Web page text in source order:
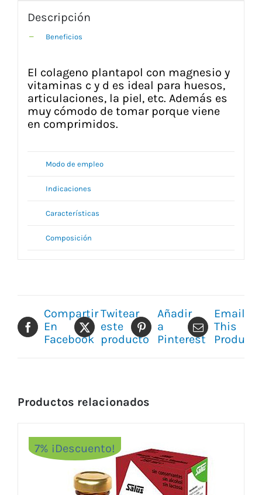
Descripción
Beneficios
El colageno plantapol con magnesio y
vitaminas c y d es ideal para huesos,
articulaciones, la piel, etc. Además es
muy cómodo de tomar porque viene
en comprimidos.
Modo de empleo
Indicaciones
Características
Composición
Compartir
En
Facebook
Twitear
este
producto
Añadir
a
Pinterest
Email
This
Product
Productos relacionados
7% ¡Descuento!